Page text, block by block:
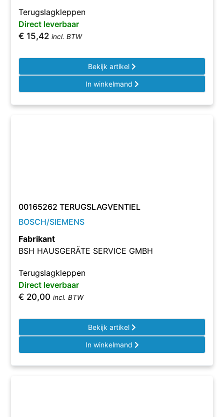
Terugslagkleppen
Direct leverbaar
€ 15,42 incl. BTW
Bekijk artikel
In winkelmand
00165262 TERUGSLAGVENTIEL
BOSCH/SIEMENS
Fabrikant
BSH HAUSGERÄTE SERVICE GMBH
Terugslagkleppen
Direct leverbaar
€ 20,00 incl. BTW
Bekijk artikel
In winkelmand